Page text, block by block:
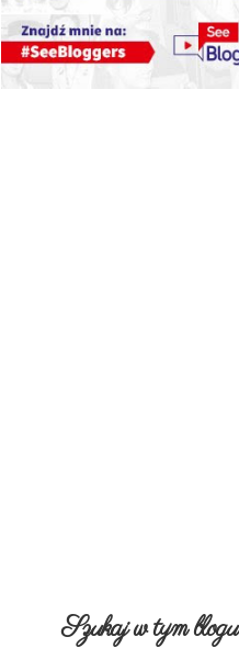
Szukaj w tym blogu